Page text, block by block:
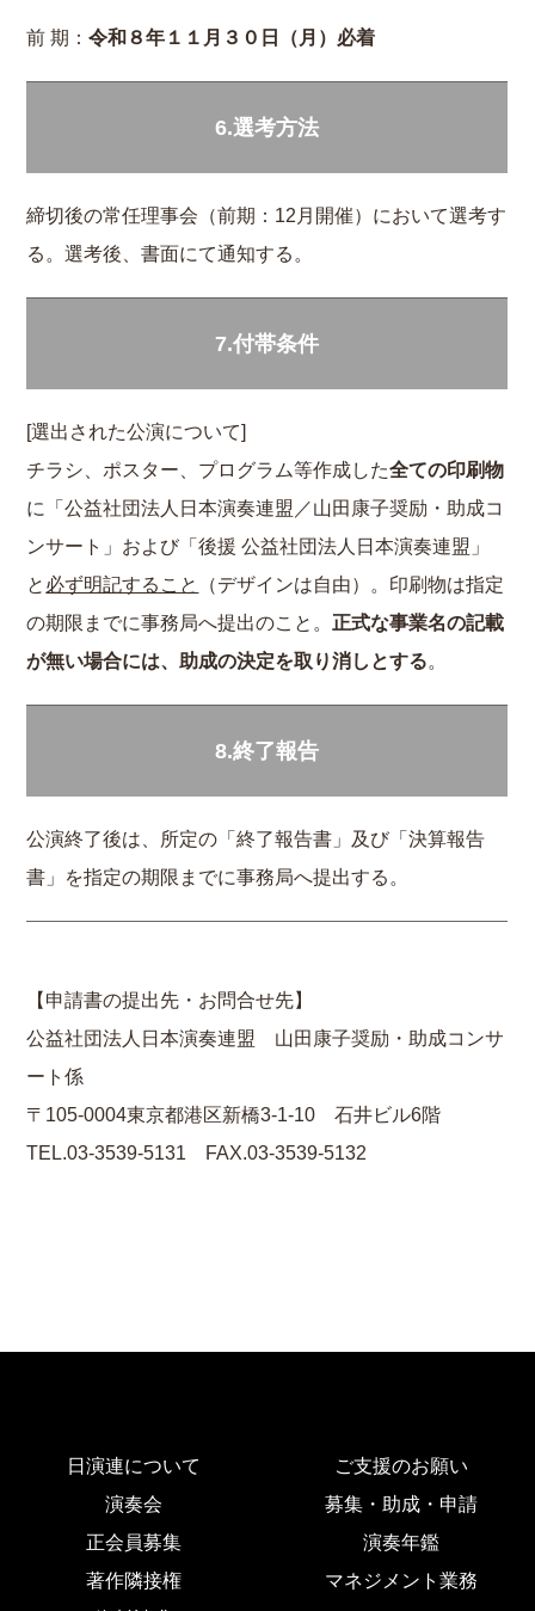
前 期：令和８年１１月３０日（月）必着
6.選考方法
締切後の常任理事会（前期：12月開催）において選考す
る。選考後、書面にて通知する。
7.付帯条件
[選出された公演について]
チラシ、ポスター、プログラム等作成した全ての印刷物
に「公益社団法人日本演奏連盟／山田康子奨励・助成コ
ンサート」および「後援 公益社団法人日本演奏連盟」
と 必ず明記すること
（デザインは自由）。印刷物は指定
の期限までに事務局へ提出のこと。 正式な事業名の記載
が無い場合には、助成の決定を取り消しとする。
8.終了報告
公演終了後は、所定の「終了報告書」及び「決算報告
書」を指定の期限までに事務局へ提出する。
【申請書の提出先・お問合せ先】
公益社団法人日本演奏連盟 山田康子奨励・助成コンサ
ート係
〒105-0004東京都港区新橋3-1-10 石井ビル6階
TEL.03-3539-5131 FAX.03-3539-5132
日演連について
ご支援のお願い
演奏会
募集・助成・申請
正会員募集
演奏年鑑
著作隣接権
マネジメント業務